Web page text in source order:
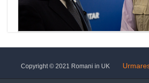
Copyright © 2021 Romani in UK